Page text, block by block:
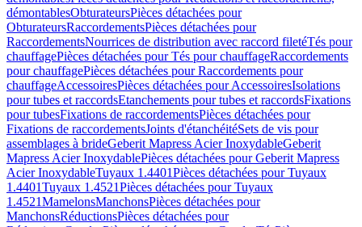
démontablesObturateursPièces détachées pour
ObturateursRaccordementsPièces détachées pour
RaccordementsNourrices de distribution avec raccord filetéTés pour
chauffagePièces détachées pour Tés pour chauffageRaccordements
pour chauffagePièces détachées pour Raccordements pour
chauffageAccessoiresPièces détachées pour AccessoiresIsolations
pour tubes et raccordsEtanchements pour tubes et raccordsFixations
pour tubesFixations de raccordementsPièces détachées pour
Fixations de raccordementsJoints d'étanchéitéSets de vis pour
assemblages à brideGeberit Mapress Acier InoxydableGeberit
Mapress Acier InoxydablePièces détachées pour Geberit Mapress
Acier InoxydableTuyaux 1.4401Pièces détachées pour Tuyaux
1.4401Tuyaux 1.4521Pièces détachées pour Tuyaux
1.4521MamelonsManchonsPièces détachées pour
ManchonsRéductionsPièces détachées pour